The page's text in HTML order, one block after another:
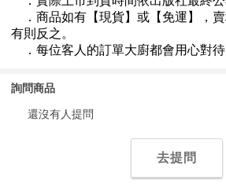
詢問商品
還沒有人提問
去提問